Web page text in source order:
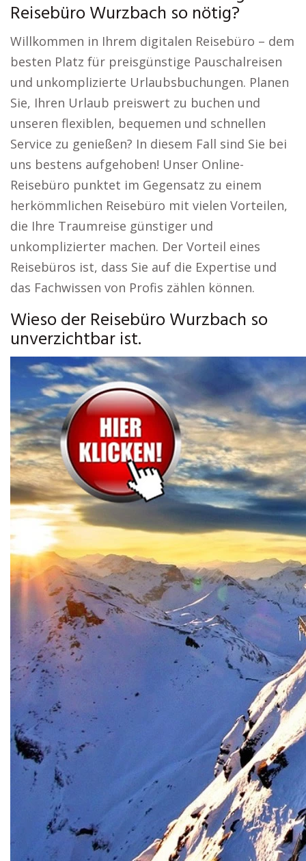
Reisebüro Wurzbach so nötig?
Willkommen in Ihrem digitalen Reisebüro – dem
besten Platz für preisgünstige Pauschalreisen
und unkomplizierte Urlaubsbuchungen. Planen
Sie, Ihren Urlaub preiswert zu buchen und
unseren flexiblen, bequemen und schnellen
Service zu genießen? In diesem Fall sind Sie bei
uns bestens aufgehoben! Unser Online-
Reisebüro punktet im Gegensatz zu einem
herkömmlichen Reisebüro mit vielen Vorteilen,
die Ihre Traumreise günstiger und
unkomplizierter machen. Der Vorteil eines
Reisebüros ist, dass Sie auf die Expertise und
das Fachwissen von Profis zählen können.
Wieso der Reisebüro Wurzbach so
unverzichtbar ist.